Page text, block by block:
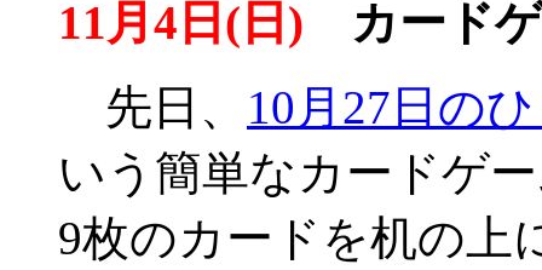
11月4日(日) カードゲ
先日、 10月27日の
いう簡単なカードゲ
9枚のカードを机の上